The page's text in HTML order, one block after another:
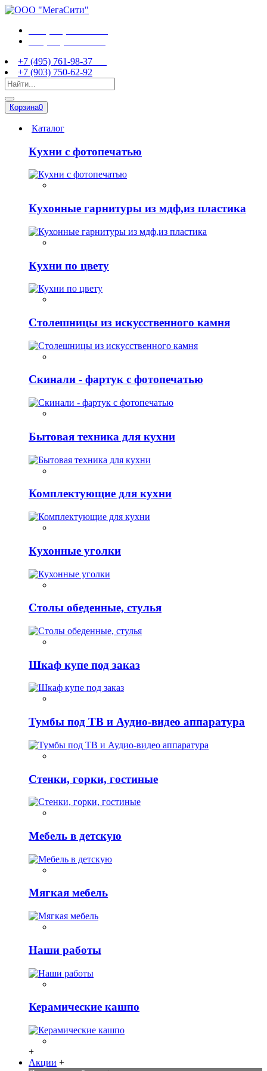
+7 (495) 761-98-37
+7 (903) 750-62-92
Корзина0
Каталог
Кухни с фотопечатью
Кухонные гарнитуры из мдф,из пластика
Кухни по цвету
Столешницы из искусственного камня
Скинали - фартук с фотопечатью
Бытовая техника для кухни
Комплектующие для кухни
Кухонные уголки
Столы обеденные, стулья
Шкаф купе под заказ
Тумбы под ТВ и Аудио-видео аппаратура
Стенки, горки, гостиные
Мебель в детскую
Мягкая мебель
Наши работы
Керамические кашпо
+
Акции +